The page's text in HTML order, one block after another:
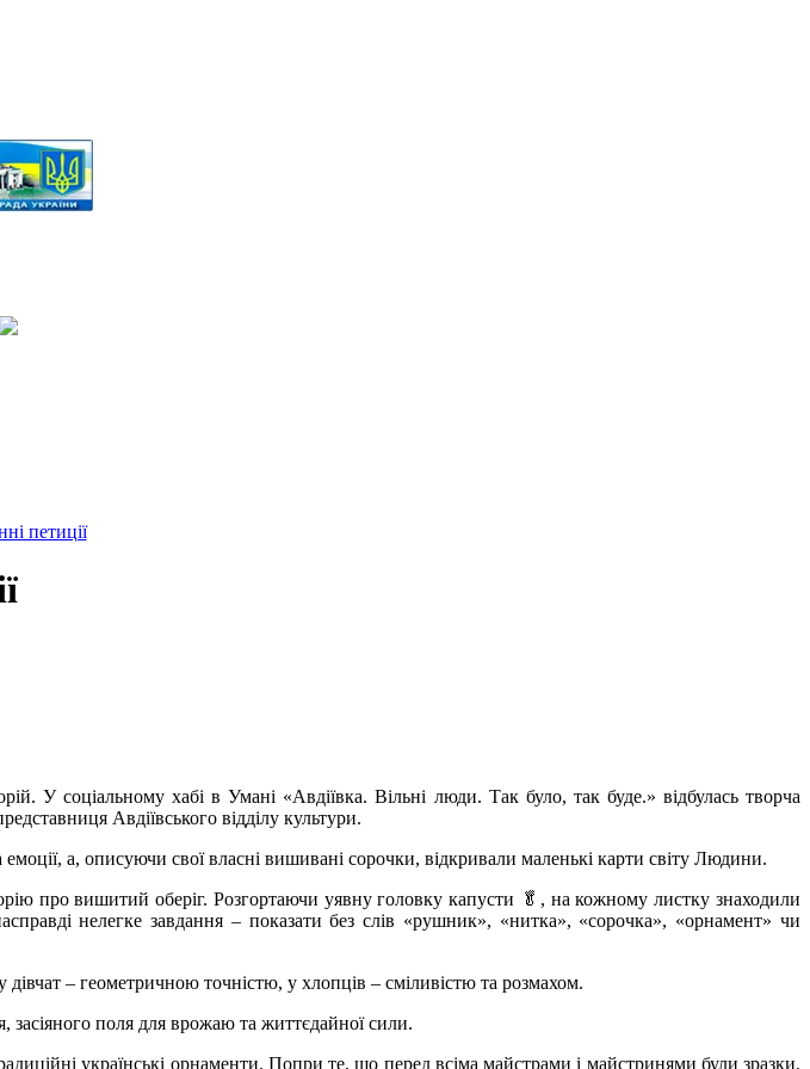
петиції
У соціальному хабі в Умані «Авдіївка. Вільні люди. Так було, так буде.» відбулась творча
Авдіївського відділу культури.
а, описуючи свої власні вишивані сорочки, відкривали маленькі карти світу Людини.
про вишитий оберіг. Розгортаючи уявну головку капусти 🥬, на кожному листку знаходили
нелегке завдання – показати без слів «рушник», «нитка», «сорочка», «орнамент» чи
– геометричною точністю, у хлопців – сміливістю та розмахом.
поля для врожаю та життєдайної сили.
українські орнаменти. Попри те, що перед всіма майстрами і майстринями були зразки,